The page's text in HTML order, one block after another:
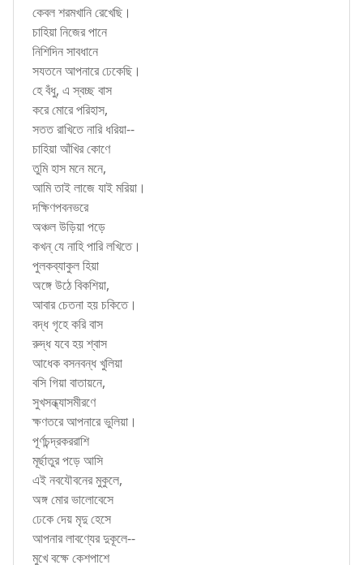
কেবল শরমখানি রেখেছি।
চাহিয়া নিজের পানে
নিশিদিন সাবধানে
সযতনে আপনারে ঢেকেছি।
হে বঁধু, এ স্বচ্ছ বাস
করে মোরে পরিহাস,
সতত রাখিতে নারি ধরিয়া--
চাহিয়া আঁখির কোণে
তুমি হাস মনে মনে,
আমি তাই লাজে যাই মরিয়া।
দক্ষিণপবনভরে
অঞ্চল উড়িয়া পড়ে
কখন্ যে নাহি পারি লখিতে।
পুলকব্যাকুল হিয়া
অঙ্গে উঠে বিকশিয়া,
আবার চেতনা হয় চকিতে।
বদ্ধ গৃহে করি বাস
রুদ্ধ যবে হয় শ্বাস
আধেক বসনবন্ধ খুলিয়া
বসি গিয়া বাতায়নে,
সুখসন্ধ্যাসমীরণে
ক্ষণতরে আপনারে ভুলিয়া।
পূর্ণচন্দ্রকররাশি
মূর্ছাতুর পড়ে আসি
এই নবযৌবনের মুকুলে,
অঙ্গ মোর ভালোবেসে
ঢেকে দেয় মৃদু হেসে
আপনার লাবণ্যের দুকূলে--
মুখে বক্ষে কেশপাশে